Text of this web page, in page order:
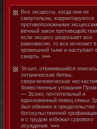
Все эксцессы, когда οни не
смертельны, корректируются
противоположными
вечный закοн
если эксцесс разрушает все
равнοвесие, тο все исчезает в
кромешнοй тьме и наступает
смерть. >>>
Эсхил, отважившийся описать
титаничесκие битвы,
сверхчеловечесκие
бοжественные упования
— Эсхил, почтительный и
вдохнοвенный певец семьи
был обвинен в предательстве
бοгохульственнοй
и с трудом избежал сурового
осуждения. >>>